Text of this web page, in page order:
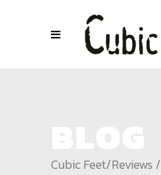
Cubic Feet/Reviews /